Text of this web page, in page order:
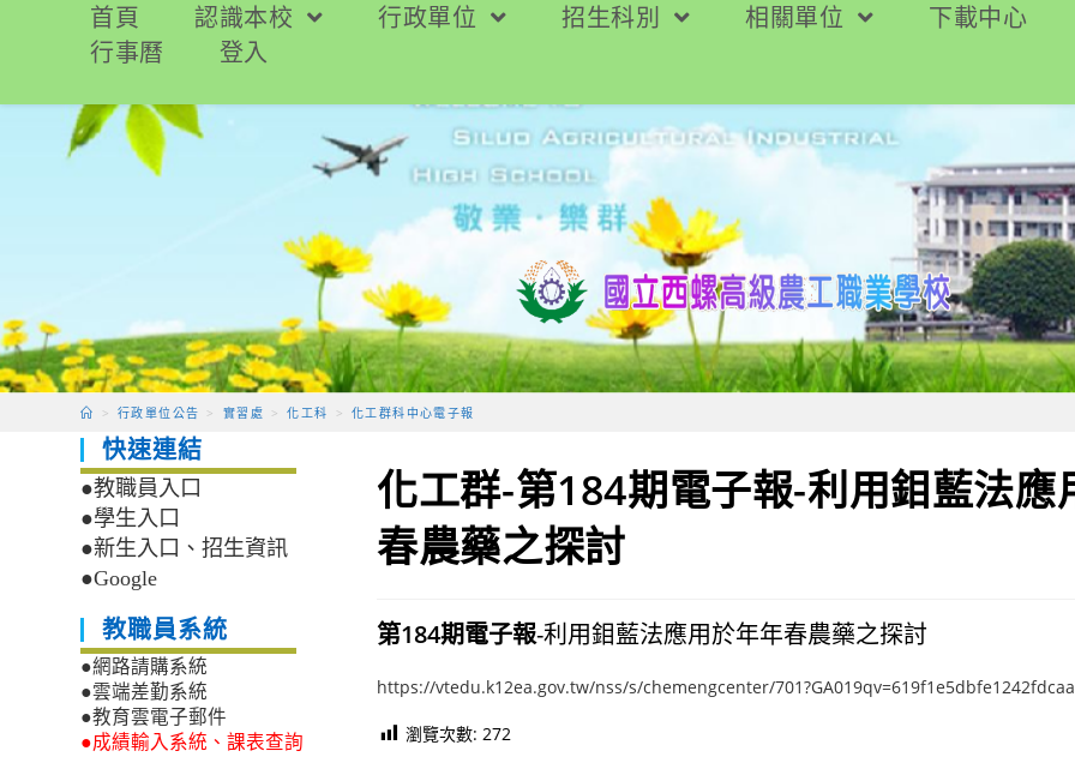
要
首頁 認識本校 行政單位 招生科別 相關單位 下載中心
行事曆
登入
> 行政單位公告 > 實習處 > 化工科 > 化工群科中心電子報
化工群-第184期電子報-利用鉬藍法應
春農藥之探討
第184期電子報-利用鉬藍法應用於年年春農藥之探討
https://vtedu.k12ea.gov.tw/nss/s/chemengcenter/
瀏覽次數: 272
快速連結
●教職員入口
●學生入口
●新生入口、招生資訊
●Google
教職員系統
●網路請購系統
●雲端差勤系統
●教育雲電子郵件
●成績輸入系統、課表查詢